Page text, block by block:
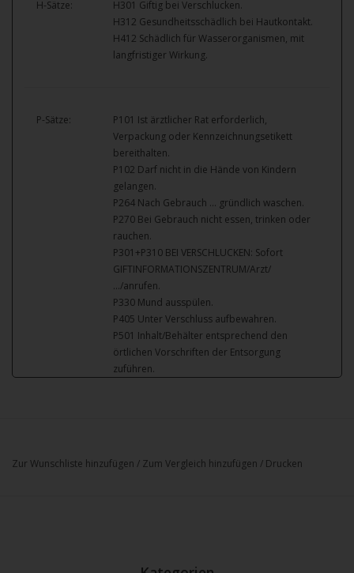
H-Sätze:
H301 Giftig bei Verschlucken.
H312 Gesundheitsschädlich bei Hautkontakt.
H412 Schädlich für Wasserorganismen, mit
langfristiger Wirkung.
P-Sätze:
P101 Ist ärztlicher Rat erforderlich,
Verpackung oder Kennzeichnungsetikett
bereithalten.
P102 Darf nicht in die Hände von Kindern
gelangen.
P264 Nach Gebrauch … gründlich waschen.
P270 Bei Gebrauch nicht essen, trinken oder
rauchen.
P301+P310 BEI VERSCHLUCKEN: Sofort
GIFTINFORMATIONSZENTRUM/Arzt/
…/anrufen.
P330 Mund ausspülen.
P405 Unter Verschluss aufbewahren.
P501 Inhalt/Behälter entsprechend den
örtlichen Vorschriften der Entsorgung
zuführen.
Zur Wunschliste hinzufügen / Zum Vergleich hinzufügen / Drucken